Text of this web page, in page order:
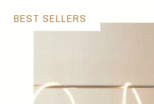
BEST SELLERS